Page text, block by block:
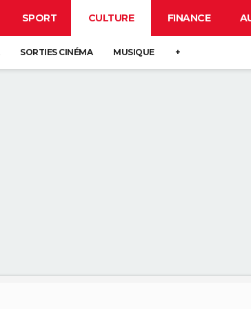
SPORT CULTURE FINANCE
SORTIES CINÉMA MUSIQUE +